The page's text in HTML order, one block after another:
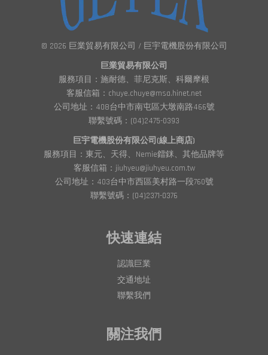
© 2026 巨業貿易有限公司 / 巨宇電機股份有限公司
巨業貿易有限公司
服務項目：施耐德、菲尼克斯、科爾摩根
客服信箱：chuye.chuye@msa.hinet.net
公司地址：408台中市南屯區大墩南路466號
聯繫號碼：(04)2475-0393
巨宇電機股份有限公司(線上商店)
服務項目：東元、天得、Nemie鐳銤、其他品牌等
客服信箱：jiuhyeu@jiuhyeu.com.tw
公司地址：403台中市西區美村路一段760號
聯繫號碼：(04)2371-0376
快速連結
認識巨業
交通地址
聯繫我們
關注我們